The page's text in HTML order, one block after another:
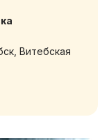
Витебская